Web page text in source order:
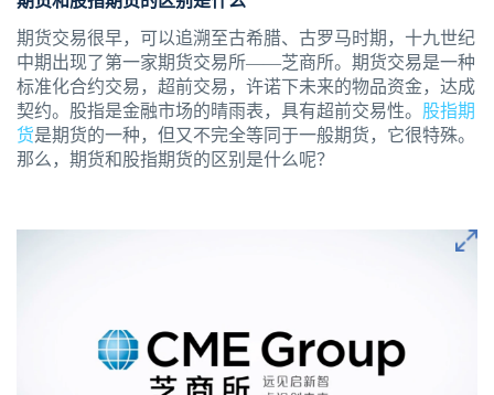
期货交易很早，可以追溯至古希腊、古罗马时期，十九世纪
中期出现了第一家期货交易所——芝商所。期货交易是一种
标准化合约交易，超前交易，许诺下未来的物品资金，达成
契约。股指是金融市场的晴雨表，具有超前交易性。 股指期
货是期货的一种，但又不完全等同于一般期货，它很特殊。
那么，期货和股指期货的区别是什么呢？